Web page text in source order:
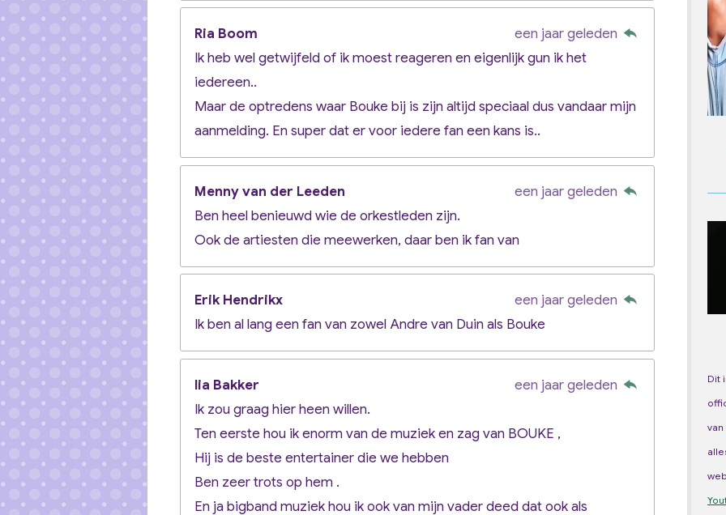
Ria Boom
een jaar geleden
Ik heb wel getwijfeld of ik moest reageren en eigenlijk gun ik het
iedereen..
Maar de optredens waar Bouke bij is zijn altijd speciaal dus vandaar mijn
aanmelding. En super dat er voor iedere fan een kans is..
Menny van der Leeden
een jaar geleden
Ben heel benieuwd wie de orkestleden zijn.
Ook de artiesten die meewerken, daar ben ik fan van
Erik Hendrikx
een jaar geleden
Ik ben al lang een fan van zowel Andre van Duin als Bouke
lia Bakker
een jaar geleden
Ik zou graag hier heen willen.
Ten eerste hou ik enorm van de muziek en zag van BOUKE ,
Hij is de beste entertainer die we hebben
Ben zeer trots op hem .
En ja bigband muziek hou ik ook van mijn vader deed dat ook als
Dit
van
web